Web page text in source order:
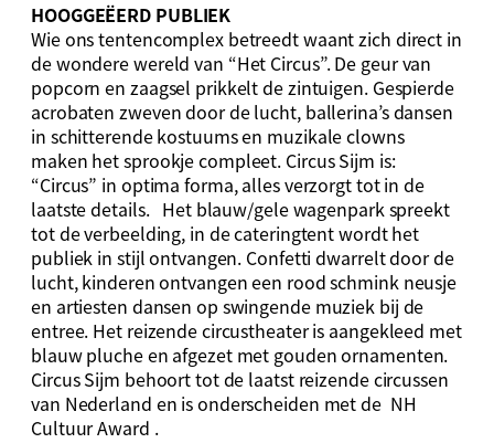
HOOGGEËERD PUBLIEK
Wie ons tentencomplex betreedt waant zich direct in
de wondere wereld van “Het Circus”. De geur van
popcorn en zaagsel prikkelt de zintuigen. Gespierde
acrobaten zweven door de lucht, ballerina’s dansen
in schitterende kostuums en muzikale clowns
maken het sprookje compleet. Circus Sijm is:
“Circus” in optima forma, alles verzorgt tot in de
laatste details. Het blauw/gele wagenpark spreekt
tot de verbeelding, in de cateringtent wordt het
publiek in stijl ontvangen. Confetti dwarrelt door de
lucht, kinderen ontvangen een rood schmink neusje
en artiesten dansen op swingende muziek bij de
entree. Het reizende circustheater is aangekleed met
blauw pluche en afgezet met gouden ornamenten.
Circus Sijm behoort tot de laatst reizende circussen
van Nederland en is onderscheiden met de NH
Cultuur Award .